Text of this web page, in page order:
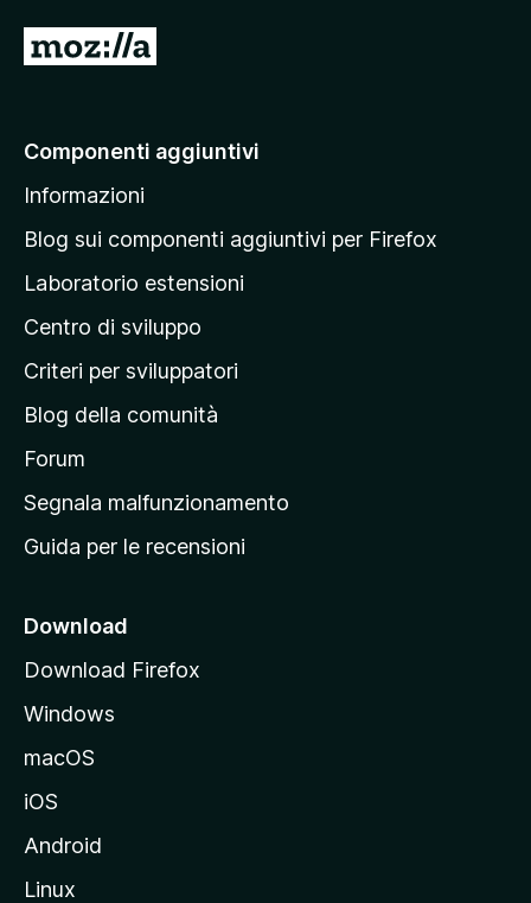
V
a
l
a
a
g
i
a
p
r
n
i
a
l
e
l
Componenti aggiuntivi
Informazioni
Blog sui componenti aggiuntivi per Firefox
Laboratorio estensioni
Centro di sviluppo
Criteri per sviluppatori
Blog della comunità
Forum
Segnala malfunzionamento
Guida per le recensioni
Download
Download Firefox
Windows
macOS
iOS
Android
Linux